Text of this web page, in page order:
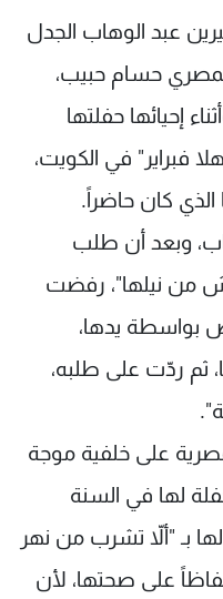
عبد الوهاب الجدل
حسام حبيب،
إحيائها حفلتها
فبراير" في الكويت،
كان حاضراً.
وبعد أن طلب
من نيلها"، رفضت
بواسطة يدها،
ردّت على طلبه،
على خلفية موجة
لها في السنة
بـ "ألاّ تشرب من نهر
على صحتها، لأن